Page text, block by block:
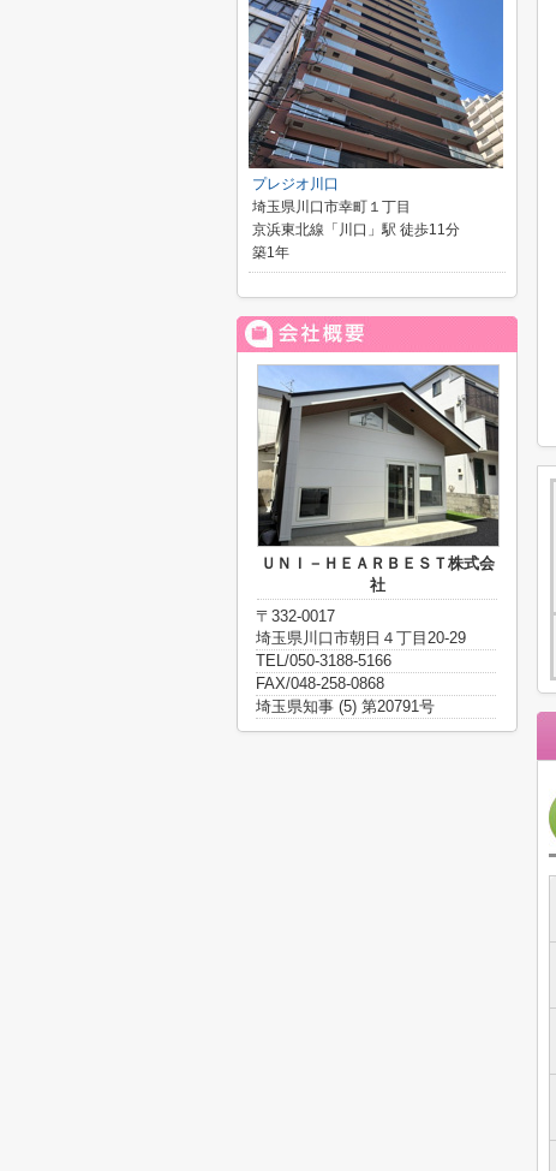
プレジオ川口
埼玉県川口市幸町１丁目
京浜東北線「川口」駅 徒歩11分
築1年
ＵＮＩ－ＨＥＡＲＢＥＳＴ株式会
社
〒332-0017
埼玉県川口市朝日４丁目20-29
TEL/050-3188-5166
FAX/048-258-0868
埼玉県知事 (5) 第20791号